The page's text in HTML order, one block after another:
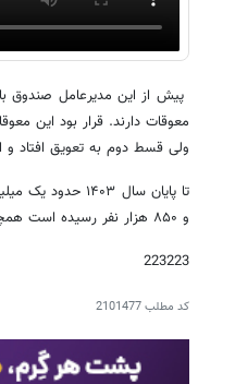
ولی قسط دوم به تعویق افتاد و
و ۸۵۰ هزار نفر رسیده است همچنین حدود ۷۰۰ نفر هم بیمه پرداز هستند.
223223
کد مطلب2101477